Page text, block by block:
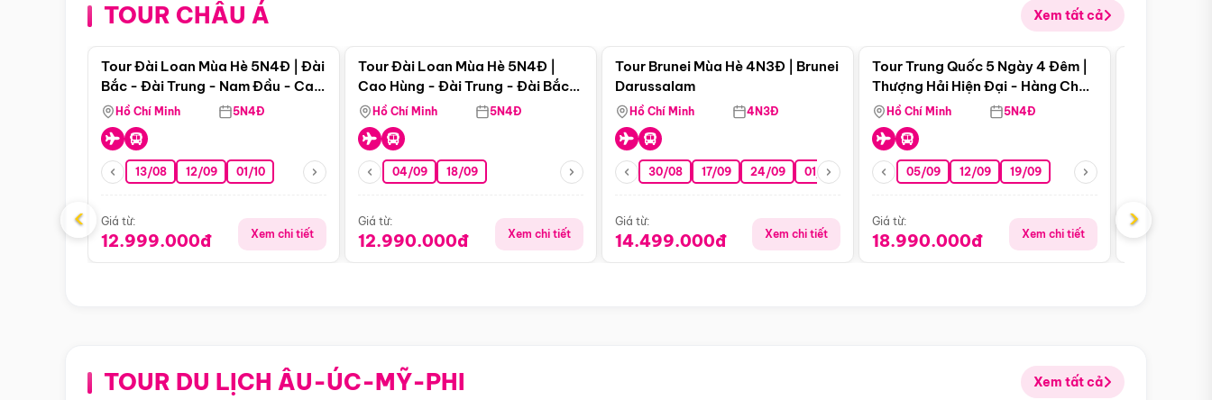
TOUR CHÂU Á Xem tất cả
Điểm nổi bật
Tour Đài Loan Mùa Hè 5N4Đ | Đài
Bắc - Đài Trung - Nam Đầu - Cao
Hùng ( Bay Vn)
Hồ Chí Minh 5N4Đ
13/08 12/09 01/10
Giá từ:
12.999.000đ Xem chi tiết
Tour Đài Loan Mùa Hè 5N4Đ |
Cao Hùng - Đài Trung - Đài Bắc
(Bay Vj)
Hồ Chí Minh 5N4Đ
04/09 18/09
Giá từ:
12.990.000đ Xem chi tiết
Tour Brunei Mùa Hè 4N3Đ | Brunei
Darussalam
Hồ Chí Minh 4N3Đ
30/08 17/09 24/09 01/10 15/10 29/10
Giá từ:
14.499.000đ Xem chi tiết
Điểm nổi bật
Tour Trung Quốc 5 Ngày 4 Đêm |
Thượng Hải Hiện Đại - Hàng Châu
Nên Thơ - Ô Trấn Cổ Kính
Hồ Chí Minh 5N4Đ
05/09 12/09 19/09
Giá từ:
18.990.000đ Xem chi tiết
Giá từ:
‹ ›
TOUR DU LỊCH ÂU-ÚC-MỸ-PHI Xem tất cả
Điểm nổi bật Điểm nổi bật